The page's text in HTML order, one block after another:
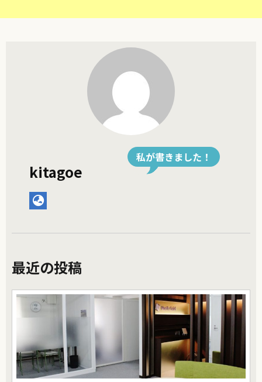
私が書きました！
kitagoe
最近の投稿